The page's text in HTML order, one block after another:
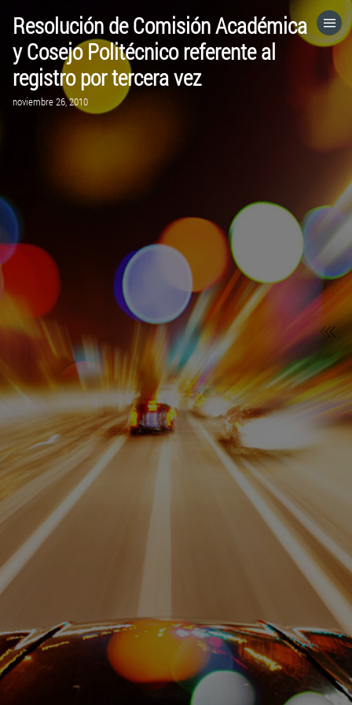
Resolución de Comisión Académica
y Cosejo Politécnico referente al
registro por tercera vez
noviembre 26, 2010
HOME
CATEGORÍAS